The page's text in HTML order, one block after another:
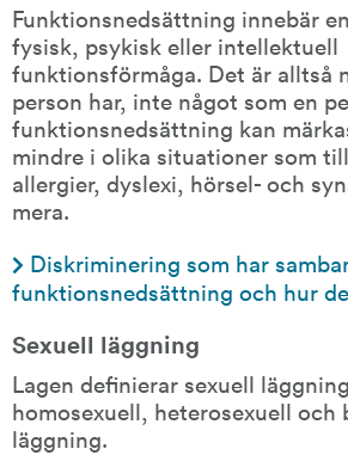
Funktionsnedsättning innebär
fysisk, psykisk eller intellektuell
funktionsförmåga. Det är alltså
person har, inte något som en
funktionsnedsättning kan
mindre i olika situationer som
allergier, dyslexi, hörsel- och
mera.
Diskriminering som har
funktionsnedsättning och hur
Sexuell läggning
Lagen definierar sexuell
homosexuell, heterosexuell och
läggning.